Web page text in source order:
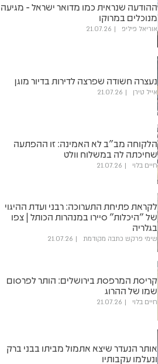
ההודעה שנראית כמו מדואר ישראל - מגיעה
מנוכלים במרוקו
אוריאל פיליפ 21.07.26
נעצרה חשודה שפרצה לדירות בדיור מוגן
אייל טירן 21.07.26
הלקוחה מב"ב לא האמינה: זו ההפתעה
שחיכתה לה במשלוח וולט
חיים בלוי 21.07.26
לקראת פתיחת התערוכה: רבני ועדת ההיגוי
של "היכלות" סיירו במנהרות הכותל | צפו
בגלריה
שימי פרקש כתבה מקודמת 21.07.26
קריסת המרפסת בירושלים: הותר לפרסום
שמו של ההרוג
חיים בלוי 21.07.26
אותר הנעדר שיצא אתמול מביתו בבני ברק
ונעלמו עקבותיו